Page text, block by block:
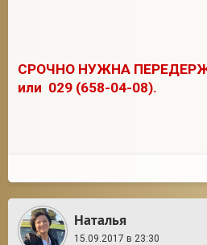
СРОЧНО НУЖНА
или 029 (658-04-08).
Наталья
15.09.2017 в 23:30